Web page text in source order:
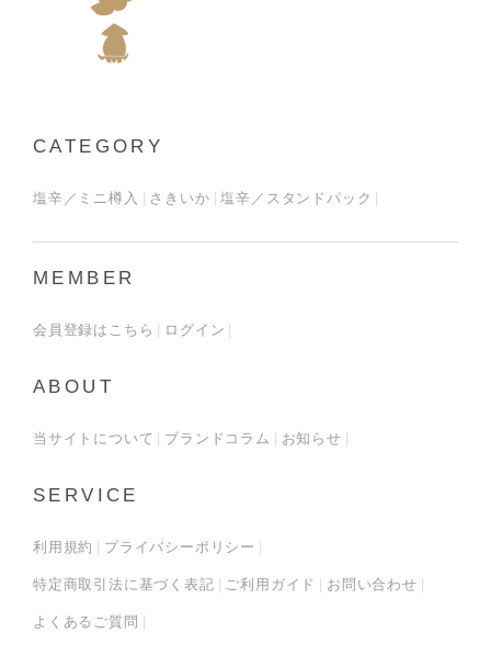
CATEGORY
塩辛／ミニ樽入 さきいか 塩辛／スタンドパック
MEMBER
会員登録はこちら ログイン
ABOUT
当サイトについて ブランドコラム お知らせ
SERVICE
利用規約 プライバシーポリシー
特定商取引法に基づく表記 ご利用ガイド お問い合わせ
よくあるご質問